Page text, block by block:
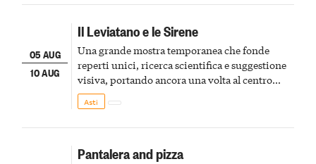
05 AUG
10 AUG
Il Leviatano e le Sirene
Una grande mostra temporanea che fonde
reperti unici, ricerca scientifica e suggestione
visiva, portando ancora una volta al centro
della scena le meraviglie del passato astigiano
Asti
Pantalera and pizza